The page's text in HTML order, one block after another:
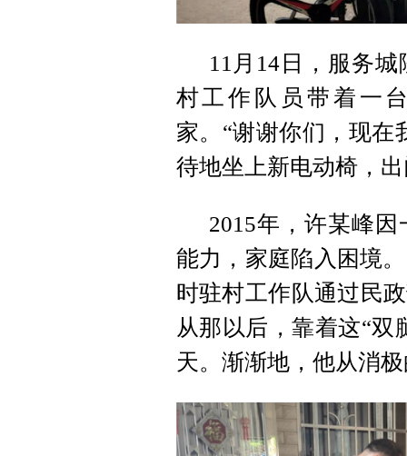
11月14日，服务
村工作队员带着一
家。“谢谢你们，现在
待地坐上新电动椅，
2015年，许某峰
能力，家庭陷入困境
时驻村工作队通过民
从那以后，靠着这“双
天。渐渐地，他从消